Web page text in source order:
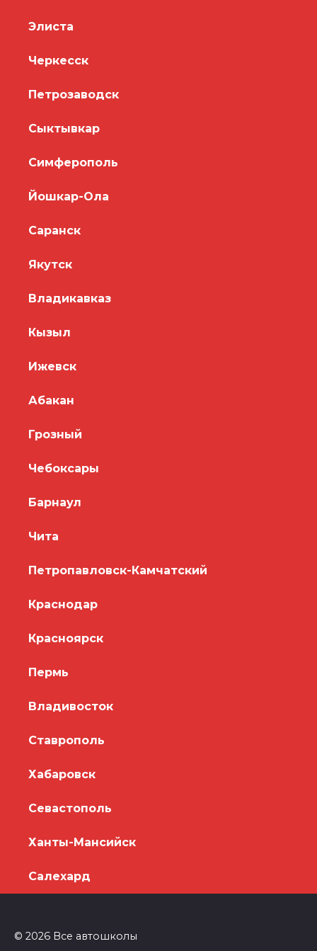
Элиста
Черкесск
Петрозаводск
Сыктывкар
Симферополь
Йошкар-Ола
Саранск
Якутск
Владикавказ
Кызыл
Ижевск
Абакан
Грозный
Чебоксары
Барнаул
Чита
Петропавловск-Камчатский
Краснодар
Красноярск
Пермь
Владивосток
Ставрополь
Хабаровск
Севастополь
Ханты-Мансийск
Салехард
© 2026 Все автошколы